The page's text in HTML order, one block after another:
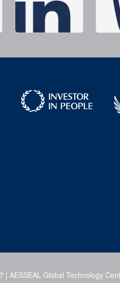
Global Technology